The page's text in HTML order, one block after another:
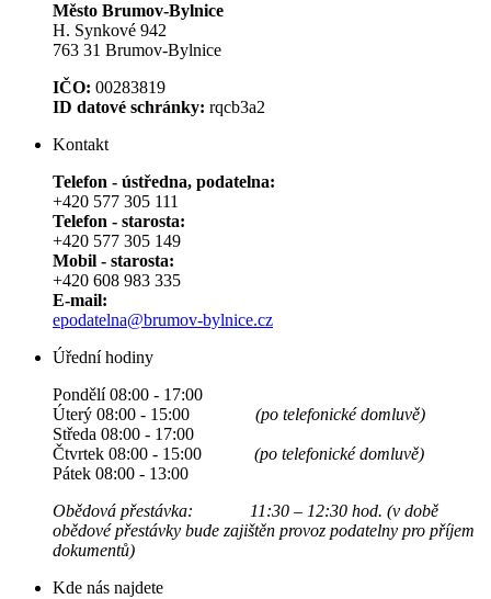
Město Brumov-Bylnice
H. Synkové 942
763 31 Brumov-Bylnice
IČO: 00283819
ID datové schránky: rqcb3a2
Kontakt
Telefon - ústředna, podatelna:
+420 577 305 111
Telefon - starosta:
+420 577 305 149
Mobil - starosta:
+420 608 983 335
E-mail:
epodatelna@brumov-bylnice.cz
Úřední hodiny
Pondělí 08:00 - 17:00
Úterý 08:00 - 15:00 (po telefonické domluvě)
Středa 08:00 - 17:00
Čtvrtek 08:00 - 15:00 (po telefonické domluvě)
Pátek 08:00 - 13:00
Obědová přestávka: 11:30 – 12:30 hod. (v době
obědové přestávky bude zajištěn provoz podatelny pro příjem
dokumentů)
Kde nás najdete